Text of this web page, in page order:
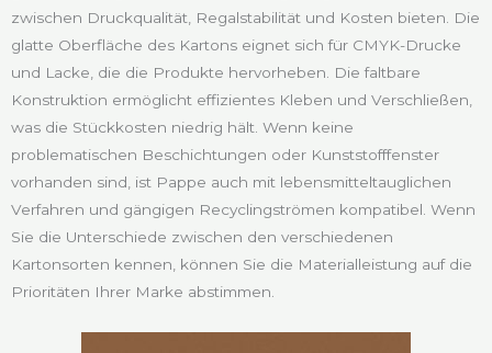
zwischen Druckqualität, Regalstabilität und Kosten bieten. Die
glatte Oberfläche des Kartons eignet sich für CMYK-Drucke
und Lacke, die die Produkte hervorheben. Die faltbare
Konstruktion ermöglicht effizientes Kleben und Verschließen,
was die Stückkosten niedrig hält. Wenn keine
problematischen Beschichtungen oder Kunststofffenster
vorhanden sind, ist Pappe auch mit lebensmitteltauglichen
Verfahren und gängigen Recyclingströmen kompatibel. Wenn
Sie die Unterschiede zwischen den verschiedenen
Kartonsorten kennen, können Sie die Materialleistung auf die
Prioritäten Ihrer Marke abstimmen.